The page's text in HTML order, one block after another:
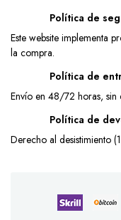
Política de
Este website implementa
la compra.
Política de
Envío en 48/72 horas, sin
Política de
Derecho al desistimiento